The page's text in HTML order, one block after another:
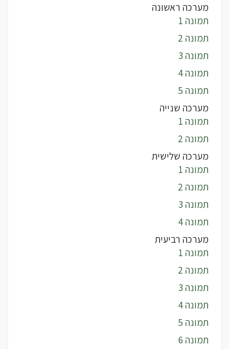
מערכה ראשונה
תמונה 1
תמונה 2
תמונה 3
תמונה 4
תמונה 5
מערכה שנייה
תמונה 1
תמונה 2
מערכה שלישית
תמונה 1
תמונה 2
תמונה 3
תמונה 4
מערכה רביעית
תמונה 1
תמונה 2
תמונה 3
תמונה 4
תמונה 5
תמונה 6